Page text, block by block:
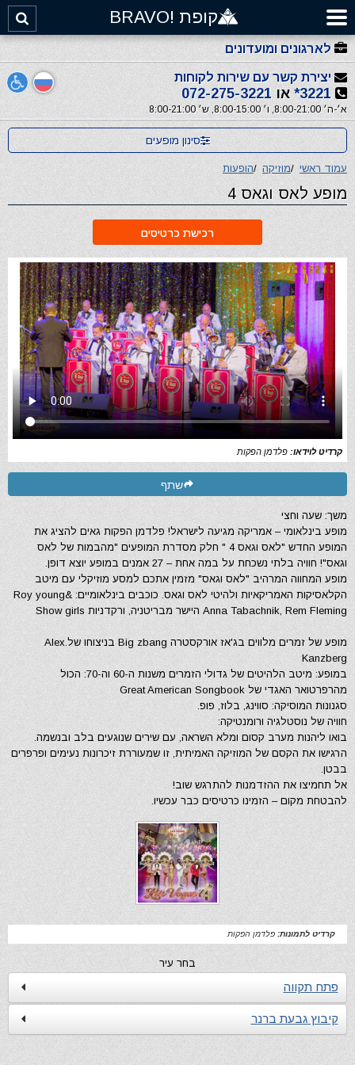
קופת !BRAVO
לארגונים ומועדונים
יצירת קשר עם שירות לקוחות
3221* או 072-275-3221
א׳-ה׳ 8:00-21:00, ו׳ 8:00-15:00, ש׳ 8:00-21:00
סינון מופעים
עמוד ראשי /מוזיקה /הופעות
מופע לאס וגאס 4
רכישת כרטיסים
קרדיט לוידאו: פלדמן הפקות
שתף
משך: שעה וחצי
מופע בינלאומי – אמריקה מגיעה לישראל! פלדמן הפקות גאים להציג את
המופע החדש "לאס וגאס 4 " חלק מסדרת המופעים "מהבמות של לאס
וגאס"! חוויה בלתי נשכחת על במה אחת – 27 אמנים במופע יוצא דופן.
מופע המחווה המרהיב "לאס וגאס" מזמין אתכם למסע מוזיקלי עם מיטב
הקלאסיקות האמריקאיות ולהיטי לאס וגאס. כוכבים בינלאומיים: Roy young&
Anna Tabachnik, Rem Fleming היישר מבריטניה, ורקדניות Show girls
מופע של זמרים מלווים בג'אז אורקסטרה Big zbang בניצוחו של.Alex
Kanzberg
במופע: מיטב הלהיטים של גדולי הזמרים משנות ה-60 וה-70: הכול
מהרפרטואר האגדי של Great American Songbook
סגנונות המוסיקה: סווינג, בלוז, פופ.
חוויה של נוסטלגיה ורומנטיקה:
בואו ליהנות מערב קסום ומלא השראה, עם שירים שנוגעים בלב ובנשמה.
הרגישו את הקסם של המוזיקה האמיתית, זו שמעוררת זיכרונות נעימים ופרפרים
בבטן.
אל תחמיצו את ההזדמנות להתרגש שוב!
להבטחת מקום – הזמינו כרטיסים כבר עכשיו.
קרדיט לתמונות: פלדמן הפקות
בחר עיר
פתח תקווה
קיבוץ גבעת ברנר